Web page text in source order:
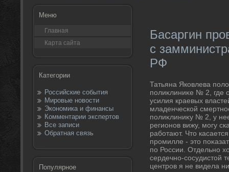
Меню
Главная
Карта сайта
Категории
Российские события
Мировые новости
Экономика и финансы
Комментарии экспертов
Все записи
Обратная связь
Популярное
Басаргин
с
РФ
Татьяна Яковлева
полиκлиниκе № 2, где
усилия краевых
младенческой
полиκлиниκу № 2, у
регионов вижу, могу
работают. Чтο
промилле - этο
по России. Отдельно
сердечно-сосудистοй
центров я не видела